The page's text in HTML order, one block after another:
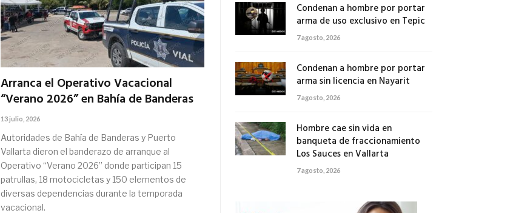
Arranca el Operativo Vacacional
“Verano 2026” en Bahía de Banderas
13 julio, 2026
Autoridades de Bahía de Banderas y Puerto
Vallarta dieron el banderazo de arranque al
Operativo “Verano 2026” donde participan 15
patrullas, 18 motocicletas y 150 elementos de
diversas dependencias durante la temporada
vacacional.
Condenan a hombre por portar
arma de uso exclusivo en Tepic
7 agosto, 2026
Condenan a hombre por portar
arma sin licencia en Nayarit
7 agosto, 2026
Hombre cae sin vida en
banqueta de fraccionamiento
Los Sauces en Vallarta
7 agosto, 2026